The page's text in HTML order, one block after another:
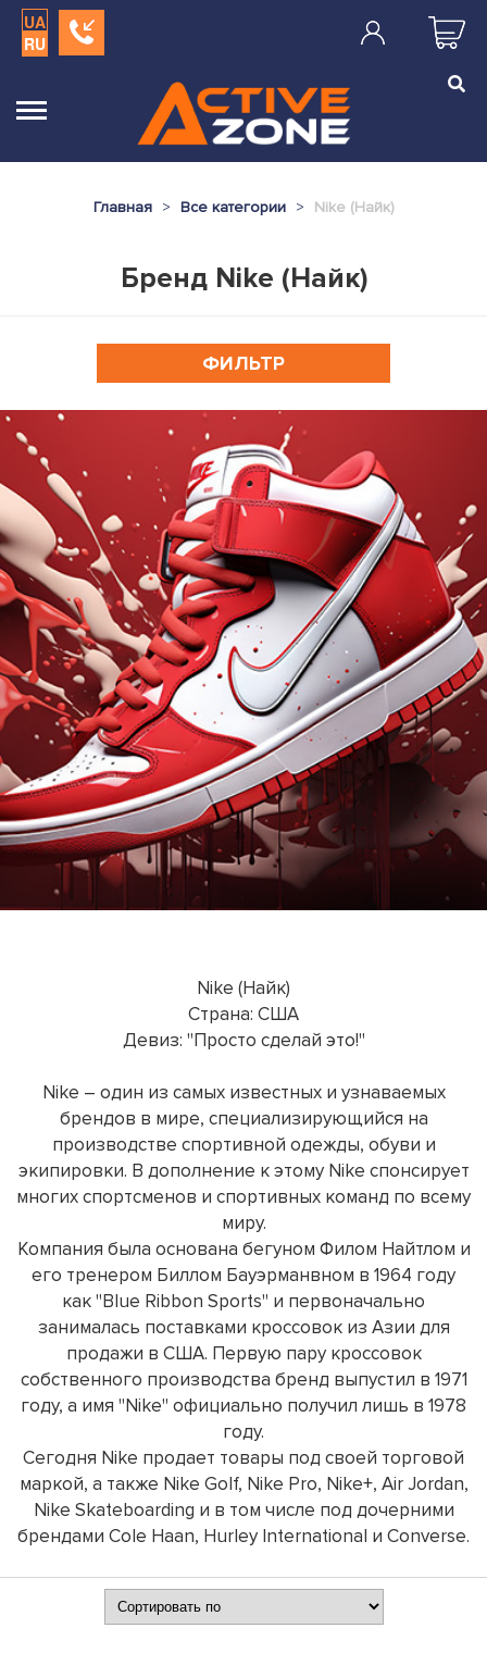
UA
RU
Главная Все категории Nike (Найк)
Бренд Nike (Найк)
ФИЛЬТР
Nike (Найк)
Страна: США
Девиз: "Просто сделай это!"
Nike – один из самых известных и узнаваемых
брендов в мире, специализирующийся на
производстве спортивной одежды, обуви и
экипировки. В дополнение к этому Nike спонсирует
многих спортсменов и спортивных команд по всему
миру.
Компания была основана бегуном Филом Найтлом и
его тренером Биллом Бауэрманвном в 1964 году
как "Blue Ribbon Sports" и первоначально
занималась поставками кроссовок из Азии для
продажи в США. Первую пару кроссовок
собственного производства бренд выпустил в 1971
году, а имя "Nike" официально получил лишь в 1978
году.
Сегодня Nike продает товары под своей торговой
маркой, а также Nike Golf, Nike Pro, Nike+, Air Jordan,
Nike Skateboarding и в том числе под дочерними
брендами Cole Haan, Hurley International и Converse.